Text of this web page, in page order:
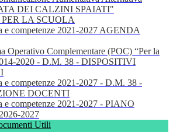
DEI CALZINI SPAIATI"
LA SCUOLA
e competenze 2021-2027 AGENDA
Operativo Complementare (POC) “Per la
2020 - D.M. 38 - DISPOSITIVI
e competenze 2021-2027 - D.M. 38 -
DOCENTI
e competenze 2021-2027 - PIANO
2027
Utili